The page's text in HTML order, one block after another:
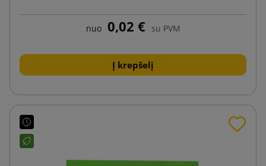
nuo 0,02 € su PVM
Į krepšelį